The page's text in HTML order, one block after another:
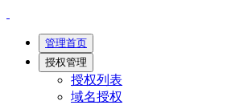
管理首页
授权管理
授权列表
域名授权